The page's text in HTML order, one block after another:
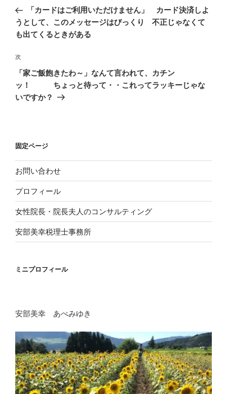
ナ
ビ
ー
シ
ョ
ン
の
投
稿
「カードはご利用いただけません」 カード決済しよ
うとして、このメッセージはびっくり 不正じゃなくて
も出てくるときがある
次
の
投
稿
次
「家ご飯飽きたわ～」なんて言われて、カチン
ッ！ ちょっと待って・・これってラッキーじゃな
いですか？
固定ページ
お問い合わせ
プロフィール
女性院長・院長夫人のコンサルティング
安部美幸税理士事務所
ミニプロフィール
安部美幸 あべみゆき